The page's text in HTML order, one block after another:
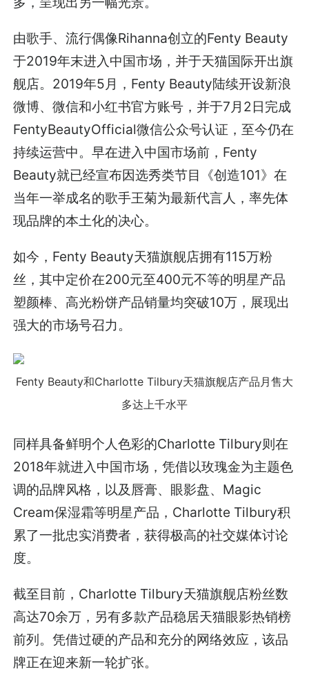
由歌手、流行偶像Rihanna创立的Fenty Beauty
于2019年末进入中国市场，并于天猫国际开出旗
舰店。2019年5月，Fenty Beauty陆续开设新浪
微博、微信和小红书官方账号，并于7月2日完成
FentyBeautyOfficial微信公众号认证，至今仍在
持续运营中。早在进入中国市场前，Fenty
Beauty就已经宣布因选秀类节目《创造101》在
当年一举成名的歌手王菊为最新代言人，率先体
现品牌的本土化的决心。
如今，Fenty Beauty天猫旗舰店拥有115万粉
丝，其中定价在200元至400元不等的明星产品
塑颜棒、高光粉饼产品销量均突破10万，展现出
强大的市场号召力。
Fenty Beauty和Charlotte Tilbury天猫旗舰店产品月售大
多达上千水平
同样具备鲜明个人色彩的Charlotte Tilbury则在
2018年就进入中国市场，凭借以玫瑰金为主题色
调的品牌风格，以及唇膏、眼影盘、Magic
Cream保湿霜等明星产品，Charlotte Tilbury积
累了一批忠实消费者，获得极高的社交媒体讨论
度。
截至目前，Charlotte Tilbury天猫旗舰店粉丝数
高达70余万，另有多款产品稳居天猫眼影热销榜
前列。凭借过硬的产品和充分的网络效应，该品
牌正在迎来新一轮扩张。